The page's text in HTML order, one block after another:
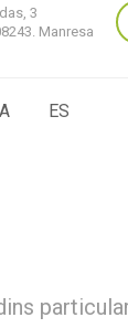
3
Manresa
ES